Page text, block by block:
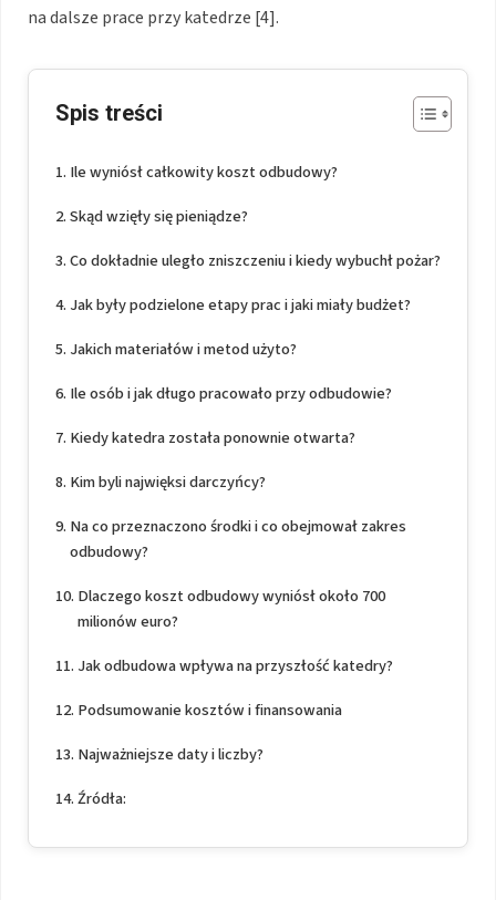
na dalsze prace przy katedrze [4].
Spis treści
Ile wyniósł całkowity koszt odbudowy?
Skąd wzięły się pieniądze?
Co dokładnie uległo zniszczeniu i kiedy wybuchł pożar?
Jak były podzielone etapy prac i jaki miały budżet?
Jakich materiałów i metod użyto?
Ile osób i jak długo pracowało przy odbudowie?
Kiedy katedra została ponownie otwarta?
Kim byli najwięksi darczyńcy?
Na co przeznaczono środki i co obejmował zakres
odbudowy?
Dlaczego koszt odbudowy wyniósł około 700
milionów euro?
Jak odbudowa wpływa na przyszłość katedry?
Podsumowanie kosztów i finansowania
Najważniejsze daty i liczby?
Źródła: